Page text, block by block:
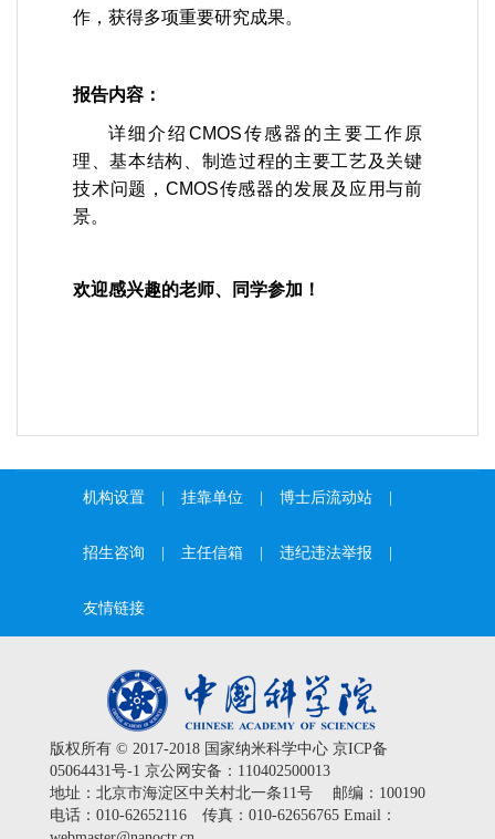
作，获得多项重要研究成果。
报告内容：
详细介绍 CMOS传感器的主要工作原
理、基本结构、制造过程的主要工艺及关键
技术问题， CMOS传感器的发展及应用与前
景。
欢迎感兴趣的老师、同学参加！
机构设置 挂靠单位 博士后流动站
招生咨询 主任信箱 违纪违法举报
友情链接
版权所有 © 2017-2018 国家纳米科学中心 京ICP备
05064431号-1 京公网安备：110402500013
地址：北京市海淀区中关村北一条11号 邮编：100190
电话：010-62652116 传真：010-62656765 Email：